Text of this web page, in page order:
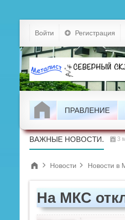
Войти Регистрация
Новости
ПРАВЛЕНИЕ
ВАЖНЫЕ НОВОСТИ. 3
Новости Новости в
На МКС